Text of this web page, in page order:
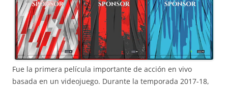
Fue la primera película importante de acción en vivo
basada en un videojuego. Durante la temporada 2017-18,